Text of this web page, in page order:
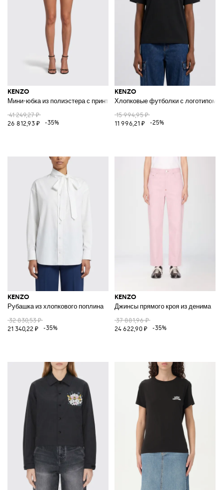
KENZO
Мини-юбка из полиэстера с принтом
41 249,27 ₽
26 812,93 ₽
-35%
KENZO
Хлопковые футболки с логотипом
15 994,95 ₽
11 996,21 ₽
-25%
KENZO
Рубашка из хлопкового поплина
32 830,53 ₽
21 340,22 ₽
-35%
KENZO
Джинсы прямого кроя из денима
37 881,96 ₽
24 622,90 ₽
-35%